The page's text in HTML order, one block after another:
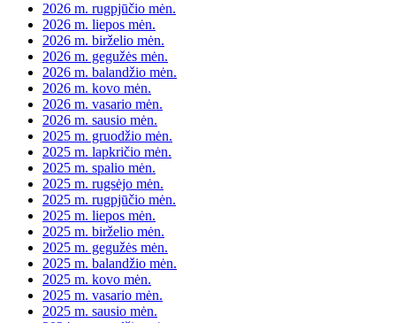
2026 m. rugpjūčio mėn.
2026 m. liepos mėn.
2026 m. birželio mėn.
2026 m. gegužės mėn.
2026 m. balandžio mėn.
2026 m. kovo mėn.
2026 m. vasario mėn.
2026 m. sausio mėn.
2025 m. gruodžio mėn.
2025 m. lapkričio mėn.
2025 m. spalio mėn.
2025 m. rugsėjo mėn.
2025 m. rugpjūčio mėn.
2025 m. liepos mėn.
2025 m. birželio mėn.
2025 m. gegužės mėn.
2025 m. balandžio mėn.
2025 m. kovo mėn.
2025 m. vasario mėn.
2025 m. sausio mėn.